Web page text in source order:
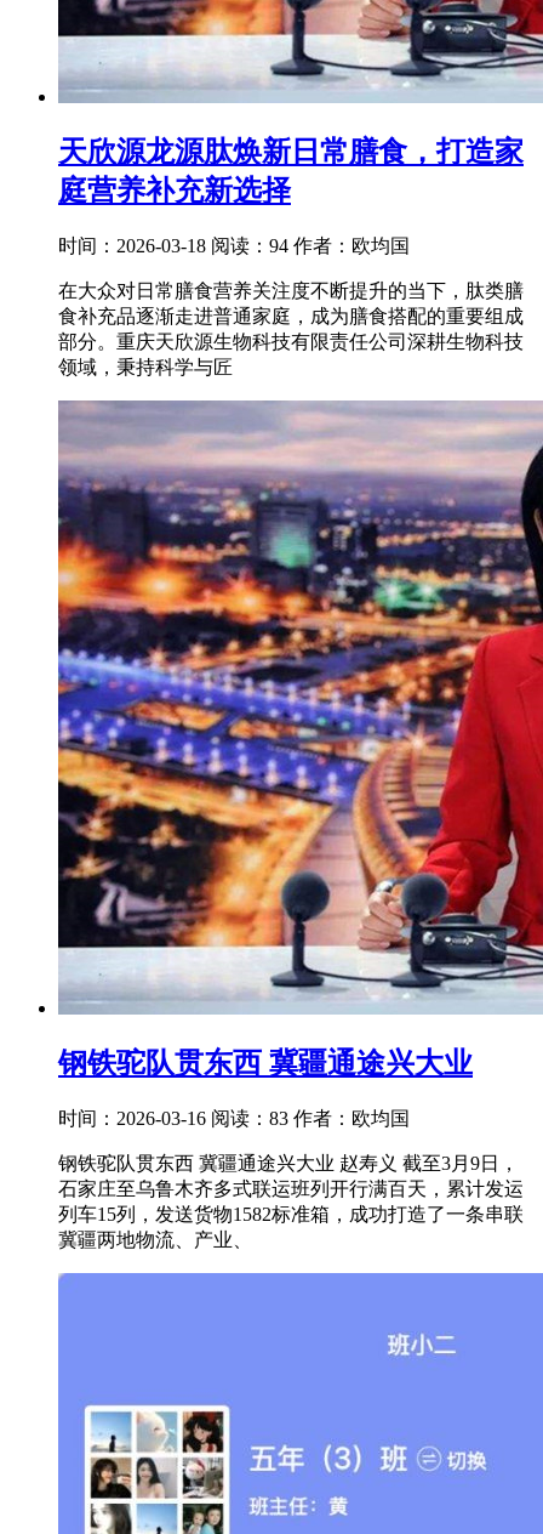
天欣源龙源肽焕新日常膳食，打造家
庭营养补充新选择
时间：2026-03-18 阅读：94 作者：欧均国
在大众对日常膳食营养关注度不断提升的当下，肽类膳
食补充品逐渐走进普通家庭，成为膳食搭配的重要组成
部分。重庆天欣源生物科技有限责任公司深耕生物科技
领域，秉持科学与匠
钢铁驼队贯东西 冀疆通途兴大业
时间：2026-03-16 阅读：83 作者：欧均国
钢铁驼队贯东西 冀疆通途兴大业 赵寿义 截至3月9日，
石家庄至乌鲁木齐多式联运班列开行满百天，累计发运
列车15列，发送货物1582标准箱，成功打造了一条串联
冀疆两地物流、产业、